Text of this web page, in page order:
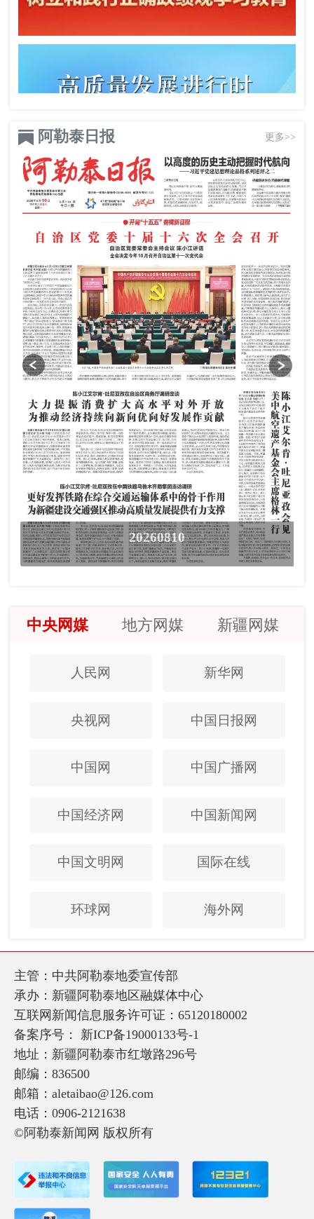
阿勒泰日报 更多>>
20260810
中央网媒 地方网媒 新疆网媒
人民网 新华网
央视网 中国日报网
中国网 中国广播网
中国经济网 中国新闻网
中国文明网 国际在线
环球网 海外网
主管：中共阿勒泰地委宣传部
承办：新疆阿勒泰地区融媒体中心
互联网新闻信息服务许可证：65120180002
备案序号： 新ICP备19000133号-1
地址：新疆阿勒泰市红墩路296号
邮编：836500
邮箱：aletaibao@126.com
电话：0906-2121638
©阿勒泰新闻网 版权所有